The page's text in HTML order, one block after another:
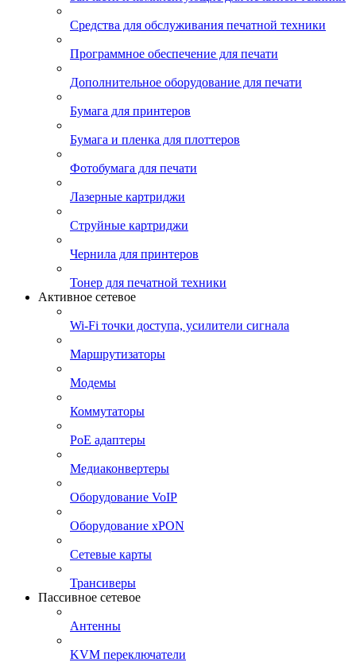
Средства для обслуживания печатной техники
Программное обеспечение для печати
Дополнительное оборудование для печати
Бумага для принтеров
Бумага и пленка для плоттеров
Фотобумага для печати
Лазерные картриджи
Струйные картриджи
Чернила для принтеров
Тонер для печатной техники
Активное сетевое
Wi-Fi точки доступа, усилители сигнала
Маршрутизаторы
Модемы
Коммутаторы
PoE адаптеры
Медиаконвертеры
Оборудование VoIP
Оборудование xPON
Сетевые карты
Трансиверы
Пассивное сетевое
Антенны
KVM переключатели